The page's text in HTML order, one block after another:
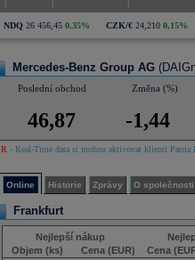
NDQ 26 456,45 0,35% CZK/€ 24,210 0,15%
Mercedes-Benz Group AG
Poslední obchod Změna (%)
46,87 -1,44
R - Real-Time data si mohou aktivovat klienti
Online Historie Zprávy O společnosti
Frankfurt
Nejlepší nákup
Objem (ks)
Cena (EUR)
Cena